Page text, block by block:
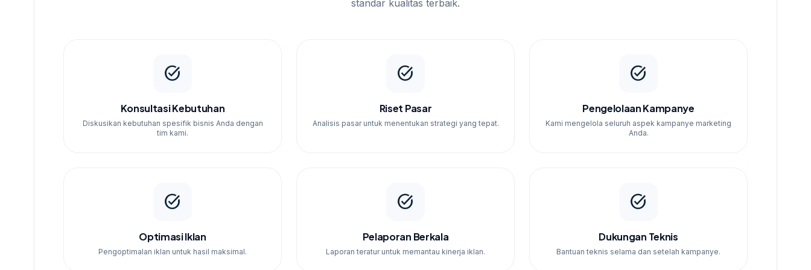
standar kualitas terbaik.
task_alt
Konsultasi Kebutuhan
Diskusikan kebutuhan spesifik bisnis Anda dengan
tim kami.
task_alt
Riset Pasar
Analisis pasar untuk menentukan strategi yang tepat.
task_alt
Pengelolaan Kampanye
Kami mengelola seluruh aspek kampanye marketing
Anda.
task_alt
Optimasi Iklan
Pengoptimalan iklan untuk hasil maksimal.
task_alt
Pelaporan Berkala
Laporan teratur untuk memantau kinerja iklan.
task_alt
Dukungan Teknis
Bantuan teknis selama dan setelah kampanye.